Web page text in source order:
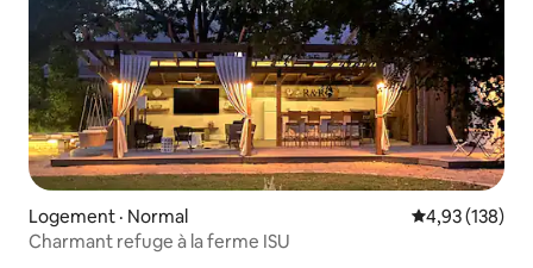
Logement · Normal Note
4,93 (138)
Charmant refuge à la ferme ISU